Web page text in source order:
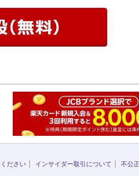
ださい インサイダー取引について
不公